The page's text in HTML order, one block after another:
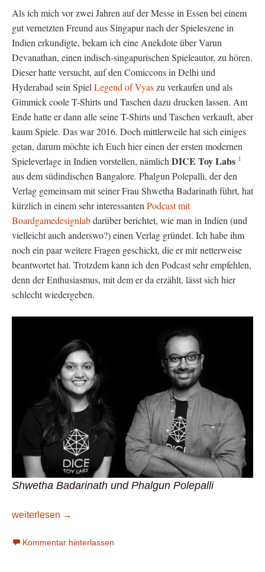
Als ich mich vor zwei Jahren auf der Messe in Essen bei einem
gut vernetzten Freund aus Singapur nach der Spieleszene in
Indien erkundigte, bekam ich eine Anekdote über Varun
Devanathan, einen indisch-singapurischen Spieleautor, zu hören.
Dieser hatte versucht, aufden Comiccons in Delhi und
Hyderabad sein Spiel Legend of Vyaszu verkaufen und als
Gimmick coole T-Shirtsund Taschen dazu drucken lassen. Am
Ende hatte er dann alle seine T-Shirtsund Taschen verkauft, aber
kaumSpiele. Das war 2016. Doch mittlerweile hat sich einiges
getan, darum möchte ich Euch hier einen der ersten modernen
Spieleverlage in Indien vorstellen, nämlich DICE Toy Labs 1
aus demsüdindischen Bangalore. Phalgun Polepalli, der den
Verlag gemeinsam mit seiner Frau Shwetha Badarinath führt, hat
kürzlich in einem sehr interessanten Podcast mit
Boardgamedesignlabdarüber berichtet, wie man in Indien (und
vielleicht auch anderswo?) einen Verlag gründet. Ich habe ihm
noch ein paar weitere Fragen geschickt, die er mir netterweise
beantwortet hat. Trotzdem kann ich den Podcast sehr empfehlen,
denn der Enthusiasmus, mit dem er da erzählt, lässt sich hier
schlecht wiedergeben.
Shwetha Badarinath und Phalgun Polepalli
Neue Spiele aus Indien – DICE Toy Labs
weiterlesen →
Kommentar hinterlassen